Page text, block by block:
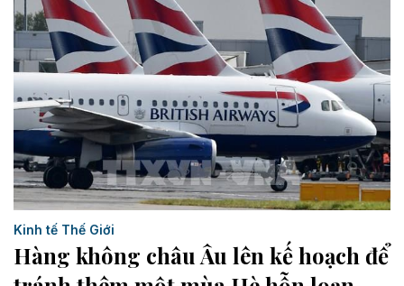
Kinh tế Thế Giới
Hàng không châu Âu lên kế hoạch để